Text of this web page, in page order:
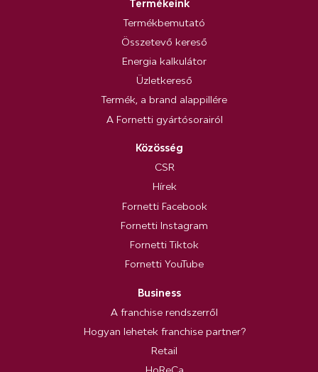
Termékeink
Termékbemutató
Összetevő kereső
Energia kalkulátor
Üzletkereső
Termék, a brand alappillére
A Fornetti gyártósorairól
Közösség
CSR
Hírek
Fornetti Facebook
Fornetti Instagram
Fornetti Tiktok
Fornetti YouTube
Business
A franchise rendszerről
Hogyan lehetek franchise partner?
Retail